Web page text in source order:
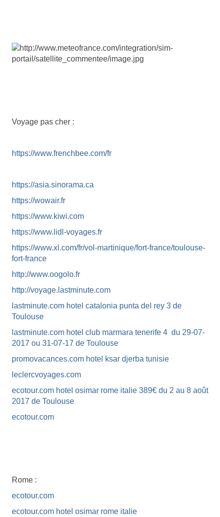
Voyage pas cher :
https://www.frenchbee.com/fr
https://asia.sinorama.ca
https://wowair.fr
https://www.kiwi.com
https://www.lidl-voyages.fr
https://www.xl.com/fr/vol-martinique/fort-france/toulouse-
fort-france
http://www.oogolo.fr
http://voyage.lastminute.com
lastminute.com hotel catalonia punta del rey 3 de
Toulouse
lastminute.com hotel club marmara tenerife 4 du 29-07-
2017 ou 31-07-17 de Toulouse
promovacances.com hotel ksar djerba tunisie
leclercvoyages.com
ecotour.com hotel osimar rome italie 389€ du 2 au 8 août
2017 de Toulouse
ecotour.com
Rome :
ecotour.com
ecotour.com hotel osimar rome italie